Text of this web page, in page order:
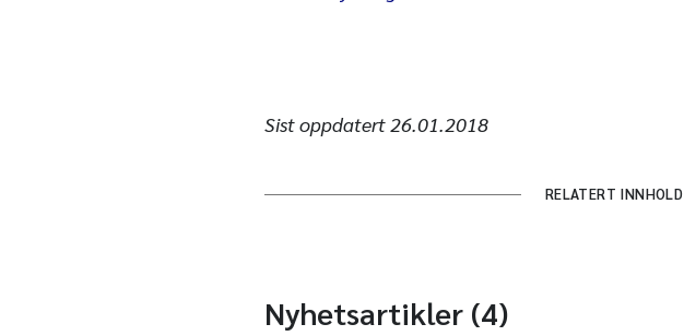
Sist oppdatert26.01.2018
RELATERT INNHOLD
Nyhetsartikler (4)